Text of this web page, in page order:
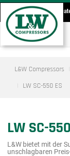
Direkt
zum
InhaltKopf-
und
Impressum
L&W Compressors
LW SC-550 ES
LW SC-
L&W bietet mit der
unschlagbaren